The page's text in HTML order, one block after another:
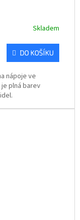
Skladem
DO KOŠÍKU
nápoje ve
plná barev